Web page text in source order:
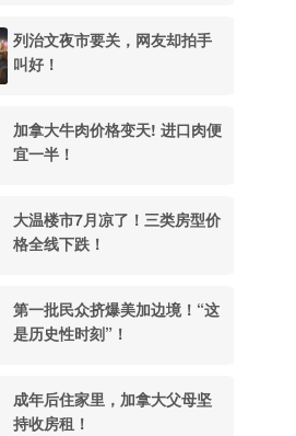
列治文夜市要关，网友却拍手
叫好！
加拿大牛肉价格变天! 进口肉便
宜一半！
大温楼市7月凉了！三类房型价
格全线下跌！
第一批民众挤爆美加边境！“这
是历史性时刻”！
成年后住家里，加拿大父母坚
持收房租！